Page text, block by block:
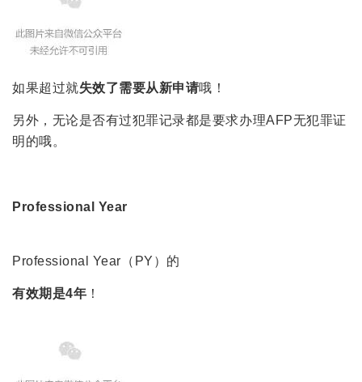
如果超过就失效了需要从新申请哦！
另外，无论是否有过犯罪记录都是要求办理AFP无犯罪证
明的哦。
Professional Year
Professional Year（PY）的
有效期是4年 ！